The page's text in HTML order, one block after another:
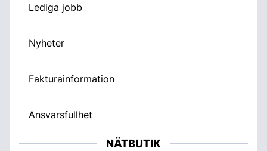
Lediga jobb
Nyheter
Fakturainformation
Ansvarsfullhet
NÄTBUTIK